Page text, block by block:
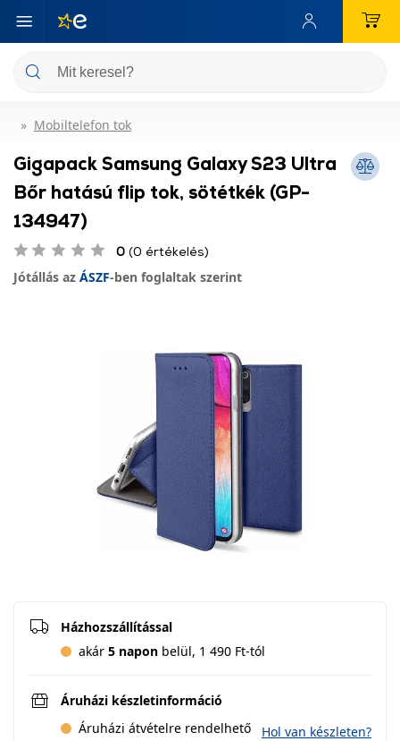
Mobiltelefon tok
Gigapack Samsung Galaxy S23 Ultra
Bőr hatású flip tok, sötétkék (GP-
134947)
0 (0 értékelés)
Jótállás az ÁSZF-ben foglaltak szerint
Házhozszállítással
akár 5 napon belül, 1 490 Ft-tól
Áruházi készletinformáció
Áruházi átvételre rendelhető
Hol van készleten?